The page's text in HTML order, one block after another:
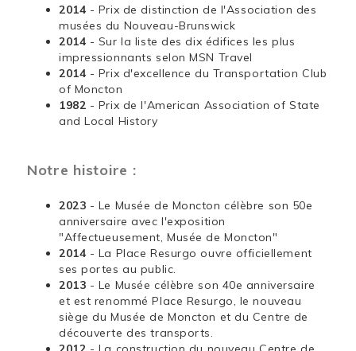
2014 - Prix de distinction de l'Association des
musées du Nouveau-Brunswick
2014 - Sur la liste des dix édifices les plus
impressionnants selon MSN Travel
2014 - Prix d'excellence du Transportation Club
of Moncton
1982 - Prix de l'American Association of State
and Local History
Notre histoire :
2023 - Le Musée de Moncton célèbre son 50e
anniversaire avec l'exposition
"Affectueusement, Musée de Moncton"
2014 - La Place Resurgo ouvre officiellement
ses portes au public.
2013 - Le Musée célèbre son 40e anniversaire
et est renommé Place Resurgo, le nouveau
siège du Musée de Moncton et du Centre de
découverte des transports.